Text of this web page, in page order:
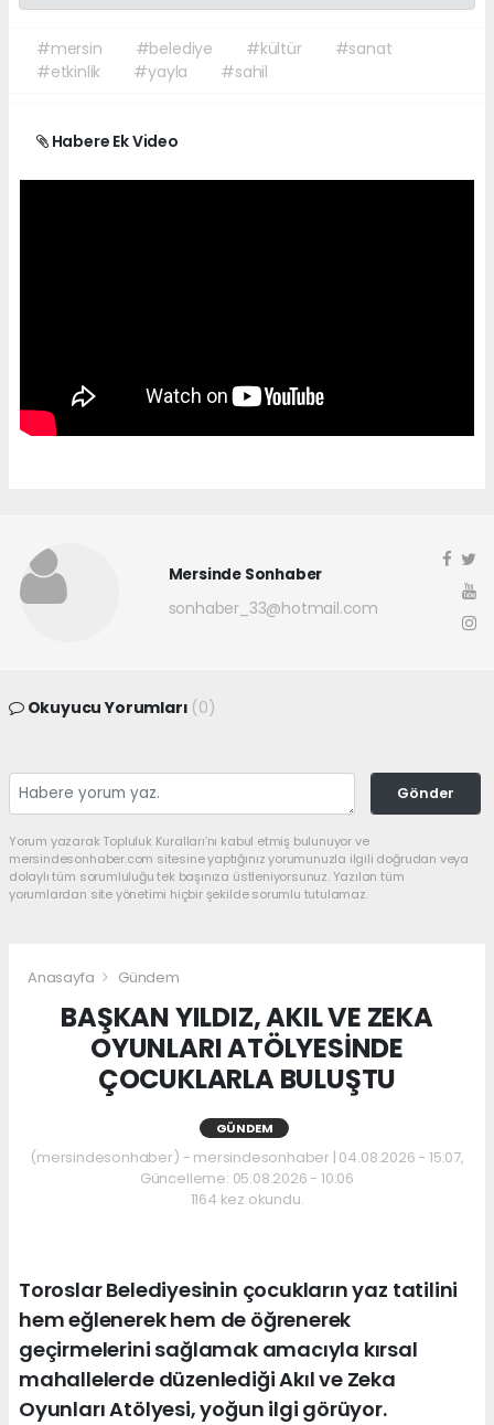
#mersin #belediye #kültür
#sanat
#etkinlik
#yayla #sahil
Habere Ek Video
Mersinde Sonhaber
sonhaber_33@hotmail.com
Okuyucu Yorumları (0)
Gönder
Yorum yazarak Topluluk Kuralları’nı kabul etmiş bulunuyor ve
mersindesonhaber.com sitesine yaptığınız yorumunuzla ilgili doğrudan veya
dolaylı tüm sorumluluğu tek başınıza üstleniyorsunuz. Yazılan tüm
yorumlardan site yönetimi hiçbir şekilde sorumlu tutulamaz.
Anasayfa Gündem
BAŞKAN YILDIZ, AKIL VE ZEKA
OYUNLARI ATÖLYESİNDE
ÇOCUKLARLA BULUŞTU
GÜNDEM
(mersindesonhaber) - mersindesonhaber | 04.08.2026 - 15:07,
Güncelleme: 05.08.2026 - 10:06
1164 kez okundu.
Toroslar Belediyesinin çocukların yaz tatilini
hem eğlenerek hem de öğrenerek
geçirmelerini sağlamak amacıyla kırsal
mahallelerde düzenlediği Akıl ve Zeka
Oyunları Atölyesi, yoğun ilgi görüyor.